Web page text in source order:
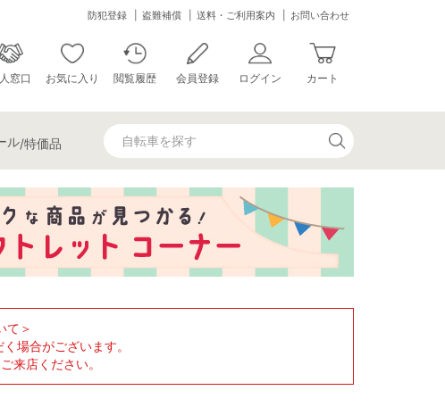
防犯登録 盗難補償 送料・ご利用案内 お問い合わせ
窓口 お気に入り 閲覧履歴 会員登録 ログイン カート
ル/特価品
て＞
場合がございます。
来店ください。